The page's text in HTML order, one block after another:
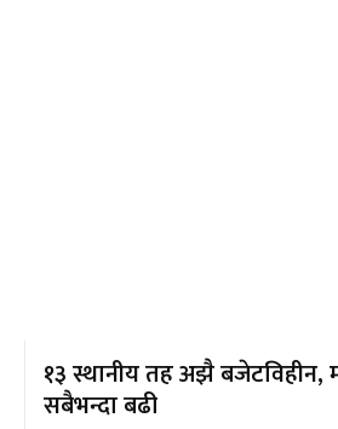
१३ स्थानीय तह अझै बजेटविहीन,
सबैभन्दा बढी